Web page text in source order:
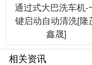
通过式大巴洗车机-
键启动自动清洗[隆
鑫晟]
相关资讯